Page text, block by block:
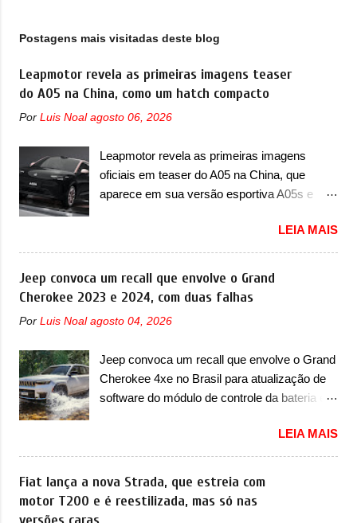
Postagens mais visitadas deste blog
Leapmotor revela as primeiras imagens teaser
do A05 na China, como um hatch compacto
Por Luis Noal agosto 06, 2026
Leapmotor revela as primeiras imagens
oficiais em teaser do A05 na China, que
aparece em sua versão esportiva A05s e
A Leapmotor vem apresentando uma rápida
expansão na China em termos de portfólio.
Apoiada pela Stellantis, a marca confirmou a
estreia de um novo modelo compacto à sua
marca revelou as primeiras imagens teaser
versão mais esportiva, o A05s. Previsto para
ser lançado ainda neste ano na China, o
compacto elétrico colocará a Leapmotor para
de compactos, como BYD Dolphin e Geely
EX2. Visualmente, o A05 conta com um
design já visto por outros modelos da marca,
em especial do SUV compacto A10.
LEIA MAIS
Jeep convoca um recall que envolve o Grand
Cherokee 2023 e 2024, com duas falhas
Por Luis Noal agosto 04, 2026
Jeep convoca um recall que envolve o Grand
Cherokee 4xe no Brasil para atualização de
software do módulo de controle da bateria e
Jeep convocou no dia 10 de outubro de 2025
um chamado que envolve os proprietários do
Grand Cherokee 4xe, em sua versão única
Limited, com unidades de ano/modelo 2023 e
LEIA MAIS
Fiat lança a nova Strada, que estreia com
motor T200 e é reestilizada, mas só nas